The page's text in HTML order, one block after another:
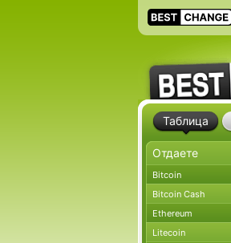
Таблица
Bitcoin
Bitcoin Cash
Ethereum
Litecoin